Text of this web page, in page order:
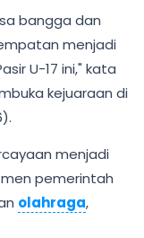
bangga dan
menjadi
U-17 ini," kata
kejuaraan di
menjadi
pemerintah
olahraga,